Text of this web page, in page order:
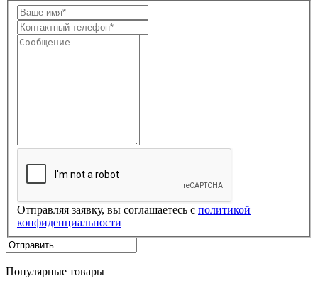
Отправляя заявку, вы соглашаетесь с политикой
конфиденциальности
Популярные товары